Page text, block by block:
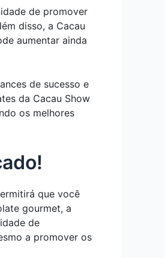
de promover
disso, a Cacau
aumentar ainda
de sucesso e
da Cacau Show
os melhores
que você
gourmet, a
de
a promover os